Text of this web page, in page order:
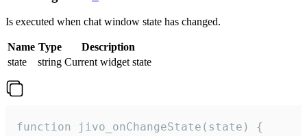
Is executed when chat window state has changed.
Name Type
Description
state
string Current widget state
function jivo_onChangeState(state) {